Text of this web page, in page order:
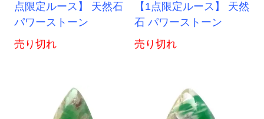
点限定ルース】 天然石
パワーストーン
売り切れ
【1点限定ルース】 天然
石 パワーストーン
売り切れ